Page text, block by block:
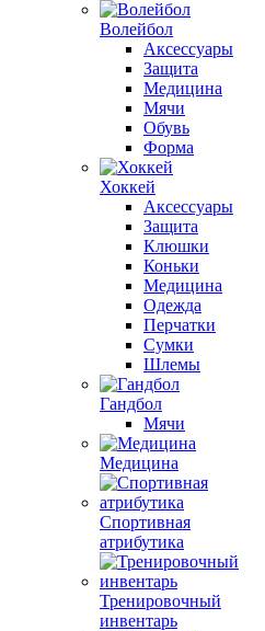
Волейбол
Аксессуары
Защита
Медицина
Мячи
Обувь
Форма
Хоккей
Аксессуары
Защита
Клюшки
Коньки
Медицина
Одежда
Перчатки
Сумки
Шлемы
Гандбол
Мячи
Медицина
Спортивная
атрибутика
Тренировочный
инвентарь